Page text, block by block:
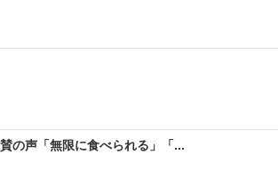
の声「無限に食べられる」「...